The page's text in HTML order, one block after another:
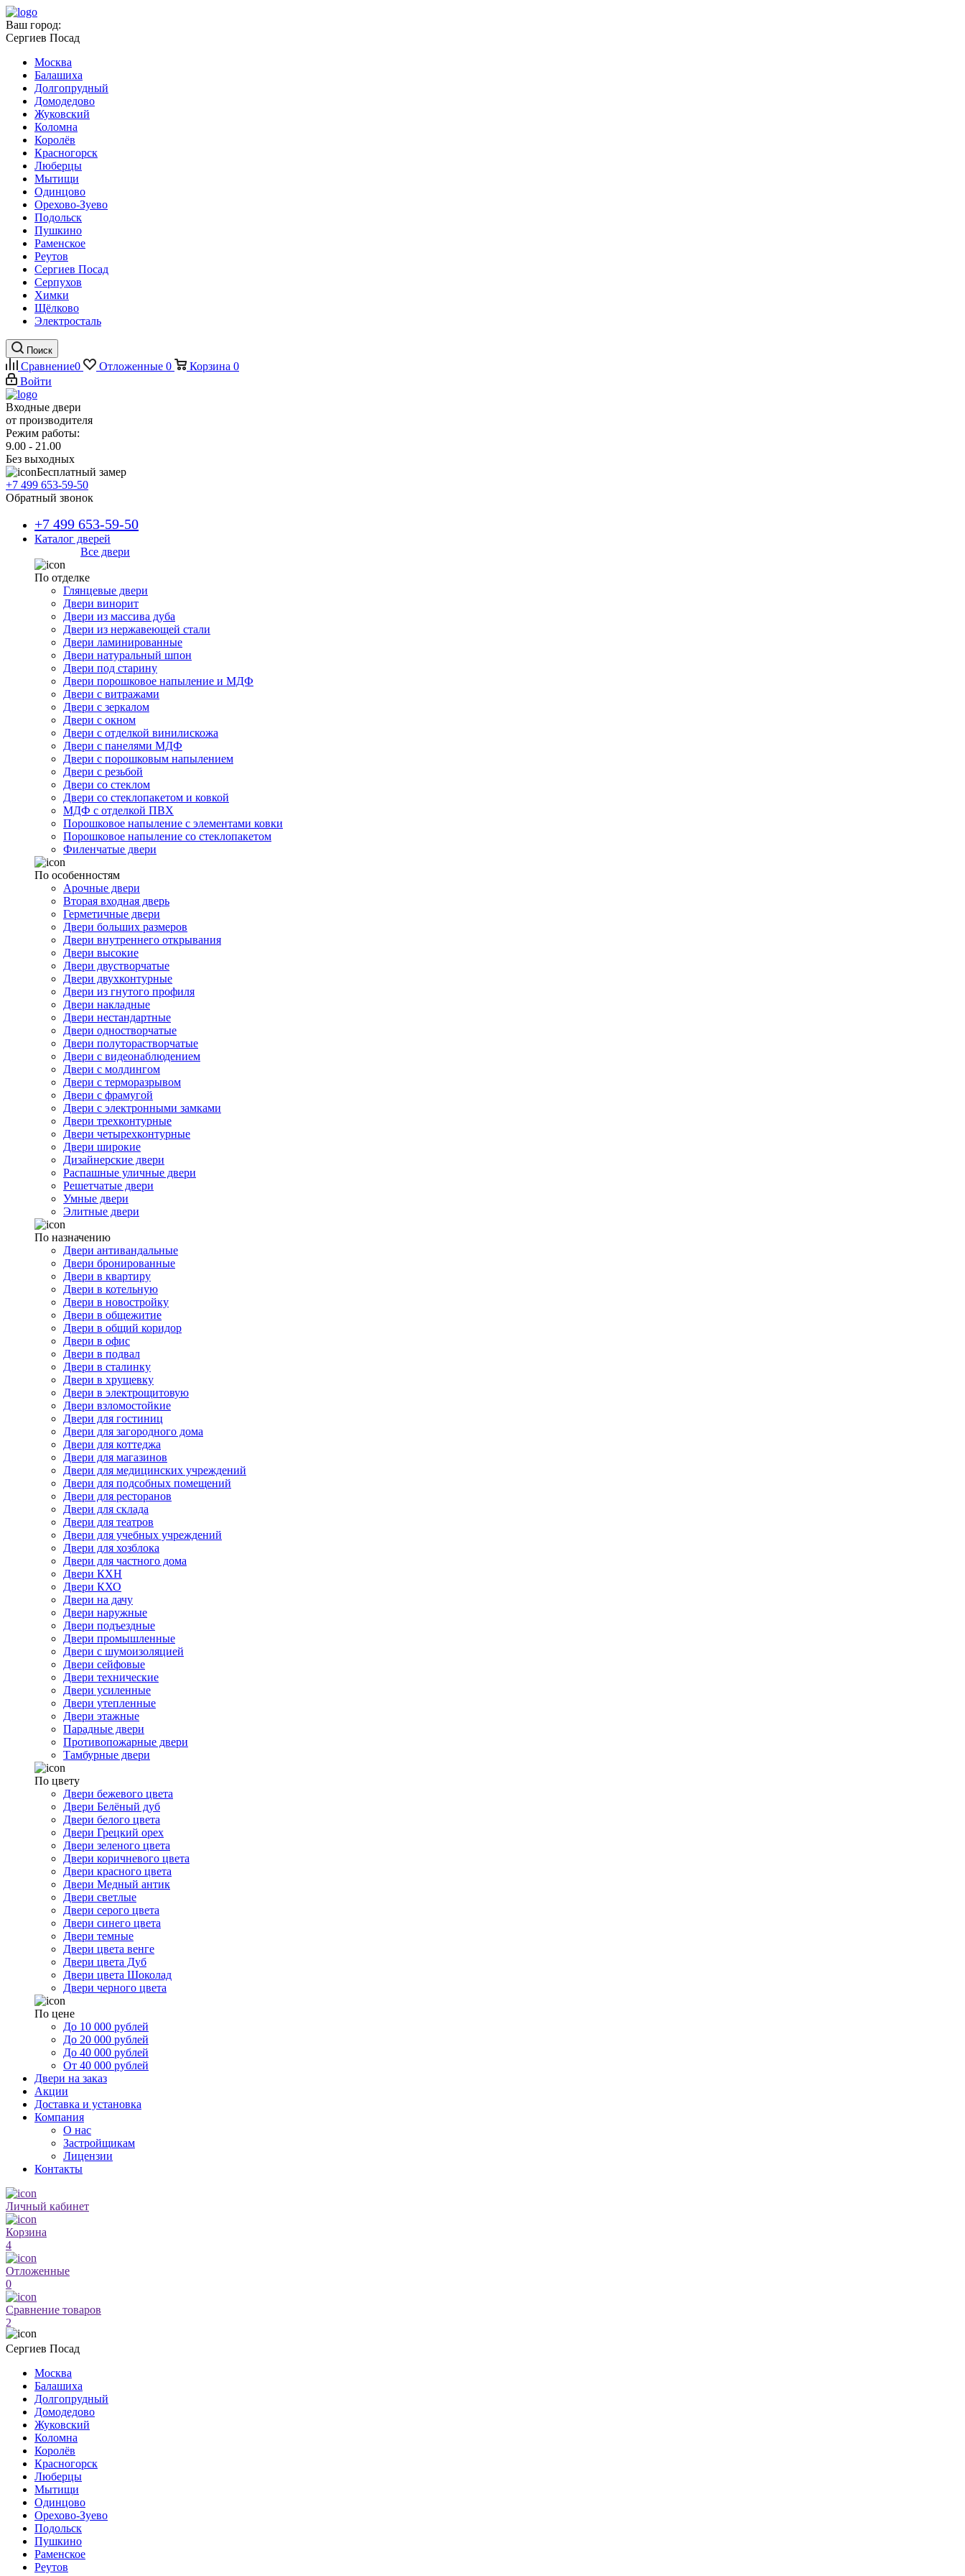
Ваш город:
Сергиев Посад
Москва
Балашиха
Долгопрудный
Домодедово
Жуковский
Коломна
Королёв
Красногорск
Люберцы
Мытищи
Одинцово
Орехово-Зуево
Подольск
Пушкино
Раменское
Реутов
Сергиев Посад
Серпухов
Химки
Щёлково
Электросталь
Поиск
Сравнение0 Отложенные 0 Корзина 0
Войти
Входные двери
от производителя
Режим работы:
9.00 - 21.00
Без выходных
Бесплатный замер
+7 499 653-59-50
Обратный звонок
+7 499 653-59-50
Каталог дверей
Все двери
По отделке
Глянцевые двери
Двери винорит
Двери из массива дуба
Двери из нержавеющей стали
Двери ламинированные
Двери натуральный шпон
Двери под старину
Двери порошковое напыление и МДФ
Двери с витражами
Двери с зеркалом
Двери с окном
Двери с отделкой винилискожа
Двери с панелями МДФ
Двери с порошковым напылением
Двери с резьбой
Двери со стеклом
Двери со стеклопакетом и ковкой
МДФ с отделкой ПВХ
Порошковое напыление с элементами ковки
Порошковое напыление со стеклопакетом
Филенчатые двери
По особенностям
Арочные двери
Вторая входная дверь
Герметичные двери
Двери больших размеров
Двери внутреннего открывания
Двери высокие
Двери двустворчатые
Двери двухконтурные
Двери из гнутого профиля
Двери накладные
Двери нестандартные
Двери одностворчатые
Двери полуторастворчатые
Двери с видеонаблюдением
Двери с молдингом
Двери с терморазрывом
Двери с фрамугой
Двери с электронными замками
Двери трехконтурные
Двери четырехконтурные
Двери широкие
Дизайнерские двери
Распашные уличные двери
Решетчатые двери
Умные двери
Элитные двери
По назначению
Двери антивандальные
Двери бронированные
Двери в квартиру
Двери в котельную
Двери в новостройку
Двери в общежитие
Двери в общий коридор
Двери в офис
Двери в подвал
Двери в сталинку
Двери в хрущевку
Двери в электрощитовую
Двери взломостойкие
Двери для гостиниц
Двери для загородного дома
Двери для коттеджа
Двери для магазинов
Двери для медицинских учреждений
Двери для подсобных помещений
Двери для ресторанов
Двери для склада
Двери для театров
Двери для учебных учреждений
Двери для хозблока
Двери для частного дома
Двери КХН
Двери КХО
Двери на дачу
Двери наружные
Двери подъездные
Двери промышленные
Двери с шумоизоляцией
Двери сейфовые
Двери технические
Двери усиленные
Двери утепленные
Двери этажные
Парадные двери
Противопожарные двери
Тамбурные двери
По цвету
Двери бежевого цвета
Двери Белёный дуб
Двери белого цвета
Двери Грецкий орех
Двери зеленого цвета
Двери коричневого цвета
Двери красного цвета
Двери Медный антик
Двери светлые
Двери серого цвета
Двери синего цвета
Двери темные
Двери цвета венге
Двери цвета Дуб
Двери цвета Шоколад
Двери черного цвета
По цене
До 10 000 рублей
До 20 000 рублей
До 40 000 рублей
От 40 000 рублей
Двери на заказ
Акции
Доставка и установка
Компания
О нас
Застройщикам
Лицензии
Контакты
Личный кабинет
Корзина
4
Отложенные
0
Сравнение товаров
2
Сергиев Посад
Москва
Балашиха
Долгопрудный
Домодедово
Жуковский
Коломна
Королёв
Красногорск
Люберцы
Мытищи
Одинцово
Орехово-Зуево
Подольск
Пушкино
Раменское
Реутов